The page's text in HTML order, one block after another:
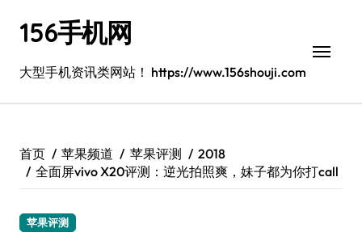
156手机网
大型手机资讯类网站！ https://www.156shouji.com
首页 苹果频道 苹果评测
2018
全面屏vivo X20评测：逆光拍照爽，妹子都为你打call
苹果评测